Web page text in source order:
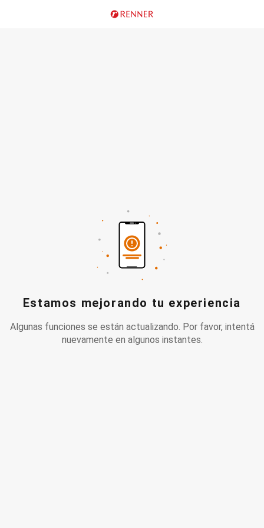
Estamos mejorando tu experiencia
Algunas funciones se están actualizando. Por favor, intentá
nuevamente en algunos instantes.